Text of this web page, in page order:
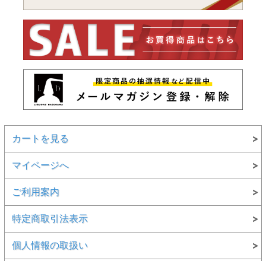
カートを見る
マイページへ
ご利用案内
特定商取引法表示
個人情報の取扱い